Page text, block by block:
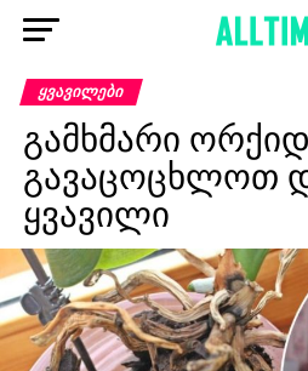
ᲧᲕᲐᲕᲘᲚᲔᲑᲘ
გამხმარი
გავაცოცხლოთ
ყვავილი